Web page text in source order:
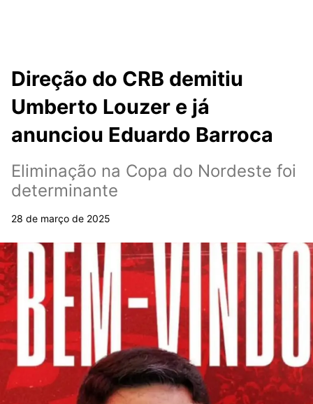
Direção do CRB demitiu
Umberto Louzer e já
anunciou Eduardo Barroca
Eliminação na Copa do Nordeste foi
determinante
28 de março de 2025